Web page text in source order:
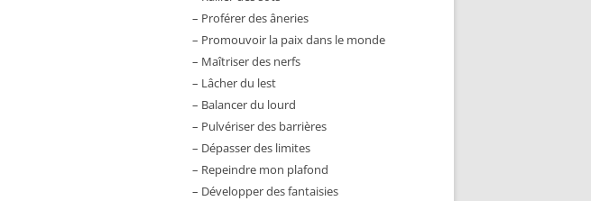
– Proférer des âneries
– Promouvoir la paix dans le monde
– Maîtriser des nerfs
– Lâcher du lest
– Balancer du lourd
– Pulvériser des barrières
– Dépasser des limites
– Repeindre mon plafond
– Développer des fantaisies